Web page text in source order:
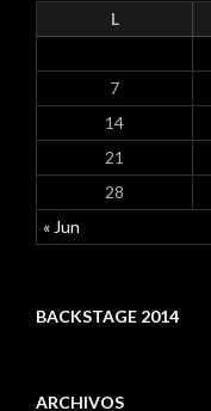
L
« Jun
7
14
21
28
BACKSTAGE 2014
ARCHIVOS